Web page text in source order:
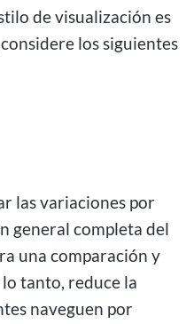
de visualización es
los siguientes
las variaciones por
general completa del
una comparación y
tanto, reduce la
naveguen por